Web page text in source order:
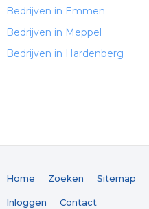
Bedrijven in Emmen
Bedrijven in Meppel
Bedrijven in Hardenberg
Home Zoeken Sitemap
Inloggen Contact